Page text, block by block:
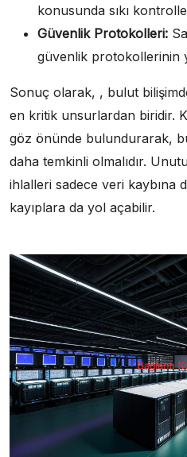
konusunda sıkı
Güvenlik Protokolleri:
güvenlik protokollerinin
Sonuç olarak, , bulut
en kritik unsurlardan biridir.
göz önünde bulundurarak,
daha temkinli olmalıdır.
ihlalleri sadece veri kaybına
kayıplara da yol açabilir.